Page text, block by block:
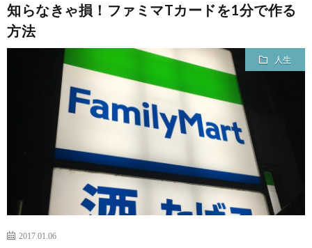
知らなきゃ損！ファミマTカードを1分で作る
方法
人生
2017.01.06